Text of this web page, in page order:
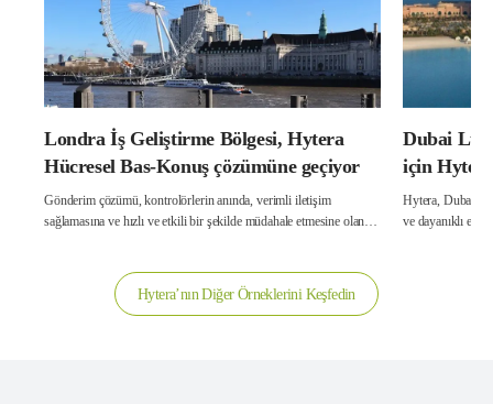
Londra İş Geliştirme Bölgesi, Hytera
Hücresel Bas-Konuş çözümüne geçiyor
Gönderim çözümü, kontrolörlerin anında, verimli iletişim
sağlamasına ve hızlı ve etkili bir şekilde müdahale etmesine olanak
Dubai
için
Çözümü
Hytera,
Hytera’nın Diğer Örneklerini Keşfedin